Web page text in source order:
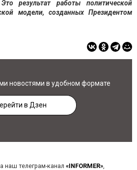
результат работы политической
модели, созданных Президентом
новостями в удобном формате
в Дзен
наш телеграм-канал «INFORMER»,